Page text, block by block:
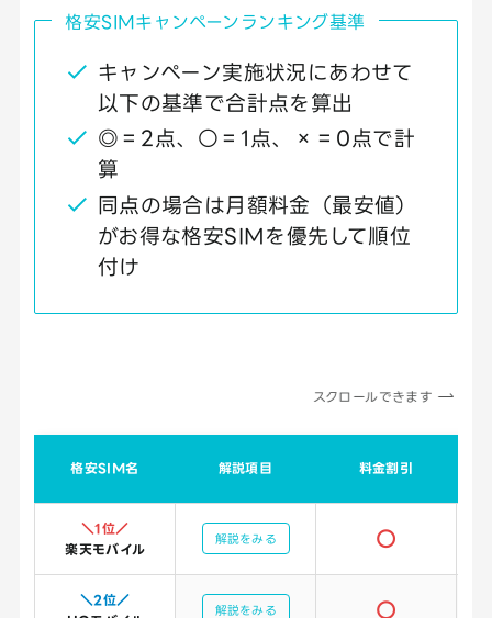
格安SIMキャンペーンランキング基準
キャンペーン実施状況にあわせて
以下の基準で合計点を算出
◎＝2点、○＝1点、×＝0点で計
算
同点の場合は月額料金（最安値）
がお得な格安SIMを優先して順位
付け
スクロールできます
格安SIM名 解説項目 料金割引
＼1位／
楽天モバイル
解説をみる ○
＼2位／
解説をみる ○